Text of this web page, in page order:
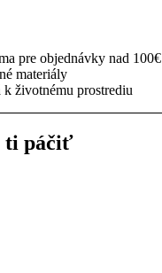
pre objednávky nad 100€
materiály
k životnému prostrediu
ti páčiť